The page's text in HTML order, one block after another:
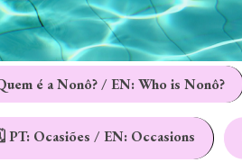
é a Nonô? / EN: Who is Nonô?
PT: Ocasiões / EN: Occasions